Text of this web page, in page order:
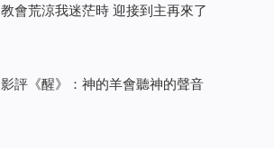
教會荒涼我迷茫時 迎接到主再來了
影評《醒》：神的羊會聽神的聲音